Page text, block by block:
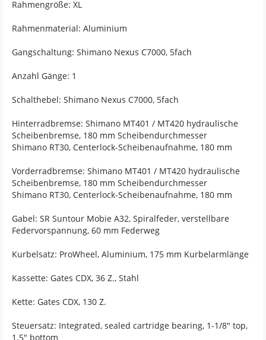
Rahmengröße: XL
Rahmenmaterial: Aluminium
Gangschaltung: Shimano Nexus C7000, 5fach
Anzahl Gänge: 1
Schalthebel: Shimano Nexus C7000, 5fach
Hinterradbremse: Shimano MT401 / MT420 hydraulische
Scheibenbremse, 180 mm Scheibendurchmesser
Shimano RT30, Centerlock-Scheibenaufnahme, 180 mm
Vorderradbremse: Shimano MT401 / MT420 hydraulische
Scheibenbremse, 180 mm Scheibendurchmesser
Shimano RT30, Centerlock-Scheibenaufnahme, 180 mm
Gabel: SR Suntour Mobie A32, Spiralfeder, verstellbare
Federvorspannung, 60 mm Federweg
Kurbelsatz: ProWheel, Aluminium, 175 mm Kurbelarmlänge
Kassette: Gates CDX, 36 Z., Stahl
Kette: Gates CDX, 130 Z.
Steuersatz: Integrated, sealed cartridge bearing, 1-1/8" top,
1.5" bottom